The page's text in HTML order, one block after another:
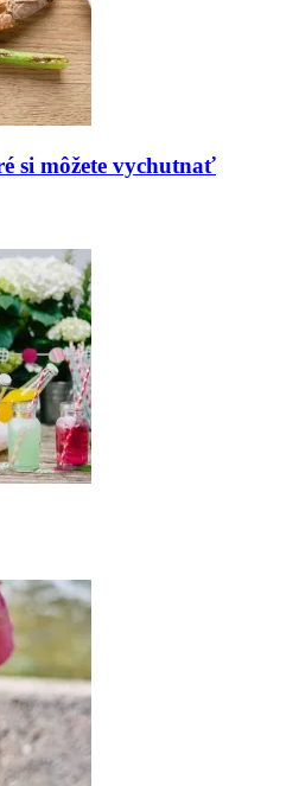
si môžete vychutnať